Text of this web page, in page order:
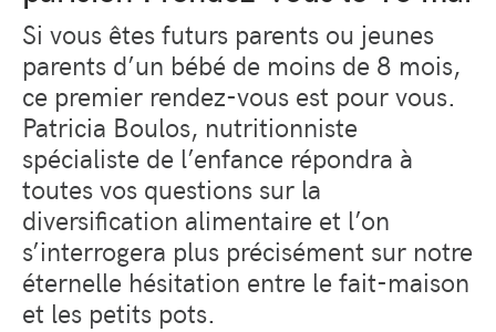
Si vous êtes futurs parents ou jeunes
parents d’un bébé de moins de 8 mois,
ce premier rendez-vous est pour vous.
Patricia Boulos, nutritionniste
spécialiste de l’enfance répondra à
toutes vos questions sur la
diversification alimentaire et l’on
s’interrogera plus précisément sur notre
éternelle hésitation entre le fait-maison
et les petits pots.